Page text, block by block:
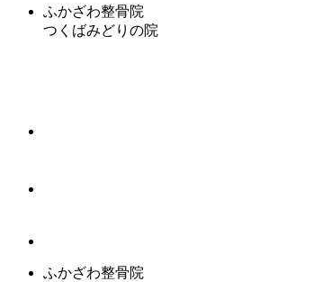
ふかざわ整骨院
つくばみどりの院
ふかざわ整骨院